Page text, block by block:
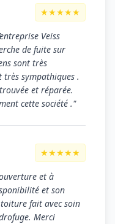
★★★★★
Veiss
de fuite sur
sont très
très sympathiques .
et réparée.
cette société ."
★★★★★
et à
et son
fait avec soin
Merci